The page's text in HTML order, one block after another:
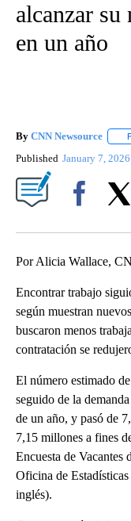
alcanzar su
en un año
By CNN Newsource
Published January 7, 2026
Por Alicia Wallace,
Encontrar trabajo
según muestran
buscaron menos
contratación se
El número estimado
seguido de la
de un año, y pasó de
7,15 millones a fines
Encuesta de
Oficina de
inglés).